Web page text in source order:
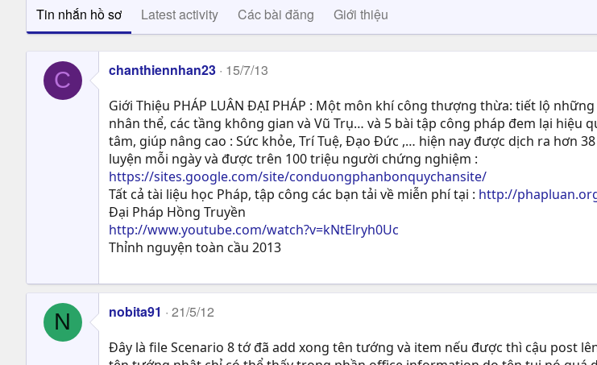
Tin nhắn hồ sơ Latest activity Các bài đăng Giới thiệu
C chanthiennhan23 15/7/13
Giới Thiệu PHÁP LUÂN ĐẠI PHÁP : Một môn khí công thượng thừa: tiết lộ
nhân thể, các tầng không gian và Vũ Trụ… và 5 bài tập công pháp đem lại
tâm, giúp nâng cao : Sức khỏe, Trí Tuệ, Ðạo Ðức ,… hiện nay được dịch ra hơn
luyện mỗi ngày và được trên 100 triệu người chứng nghiệm :
https://sites.google.com/site/conduongphanbonquychansite/
Tất cả tài liệu học Pháp, tập công các bạn tải về miễn phí tại : http://
Đại Pháp Hồng Truyền
http://www.youtube.com/watch?v=kNtElryh0Uc
Thỉnh nguyện toàn cầu 2013
N nobita91 21/5/12
Đây là file Scenario 8 tớ đã add xong tên tướng và item nếu được thì cậu post